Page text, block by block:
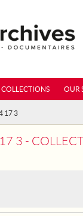
OUR
17 3
3 -